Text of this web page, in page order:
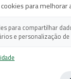
(41) 3224-
(41) 3224-
dos
para melhorar
para compartilhar
e personalização